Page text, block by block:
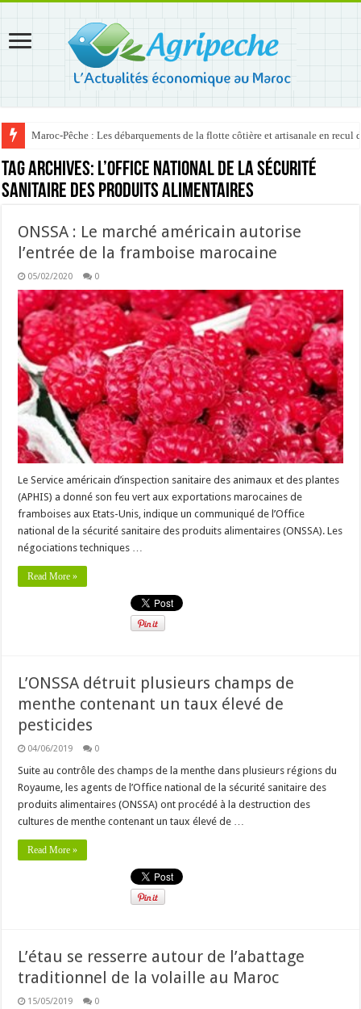
Maroc-Pêche : Les débarquements de la flotte côtière et artisanale en recul
Tag Archives: l’Office national de la sécurité
sanitaire des produits alimentaires
ONSSA : Le marché américain autorise
l’entrée de la framboise marocaine
05/02/2020 0
Le Service américain d’inspection sanitaire des animaux et des plantes
(APHIS) a donné son feu vert aux exportations marocaines de
framboises aux Etats-Unis, indique un communiqué de l’Office
national de la sécurité sanitaire des produits alimentaires (ONSSA). Les
négociations techniques …
Read More »
L’ONSSA détruit plusieurs champs de
menthe contenant un taux élevé de
pesticides
04/06/2019 0
Suite au contrôle des champs de la menthe dans plusieurs régions du
Royaume, les agents de l’Office national de la sécurité sanitaire des
produits alimentaires (ONSSA) ont procédé à la destruction des
cultures de menthe contenant un taux élevé de …
Read More »
L’étau se resserre autour de l’abattage
traditionnel de la volaille au Maroc
15/05/2019 0